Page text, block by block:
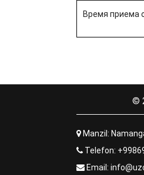
Время приема
©
Manzil:
Telefon:
Email: